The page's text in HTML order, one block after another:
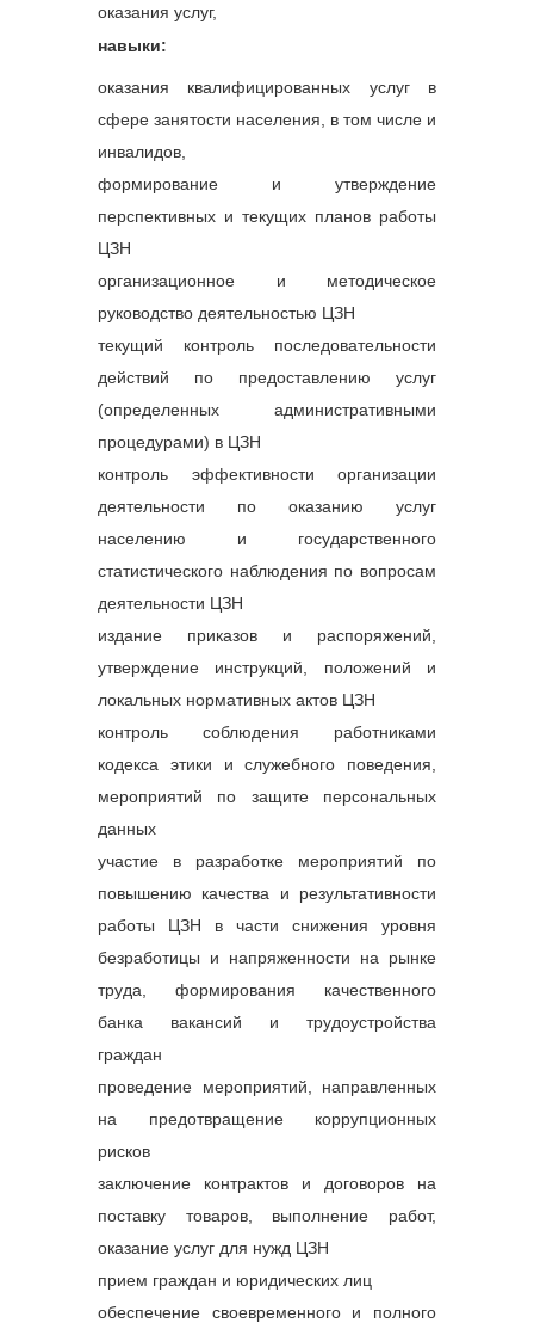
оказания услуг,
навыки:
оказания квалифицированных услуг в
сфере занятости населения, в том числе и
инвалидов,
формирование и утверждение
перспективных и текущих планов работы
ЦЗН
организационное и методическое
руководство деятельностью ЦЗН
текущий контроль последовательности
действий по предоставлению услуг
(определенных административными
процедурами) в ЦЗН
контроль эффективности организации
деятельности по оказанию услуг
населению и государственного
статистического наблюдения по вопросам
деятельности ЦЗН
издание приказов и распоряжений,
утверждение инструкций, положений и
локальных нормативных актов ЦЗН
контроль соблюдения работниками
кодекса этики и служебного поведения,
мероприятий по защите персональных
данных
участие в разработке мероприятий по
повышению качества и результативности
работы ЦЗН в части снижения уровня
безработицы и напряженности на рынке
труда, формирования качественного
банка вакансий и трудоустройства
граждан
проведение мероприятий, направленных
на предотвращение коррупционных
рисков
заключение контрактов и договоров на
поставку товаров, выполнение работ,
оказание услуг для нужд ЦЗН
прием граждан и юридических лиц
обеспечение своевременного и полного